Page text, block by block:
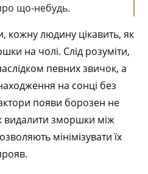
що-небудь.
кожну людину цікавить, як
на чолі. Слід розуміти,
певних звичок, а
на сонці без
появи борозен не
видалити зморшки між
мінімізувати їх